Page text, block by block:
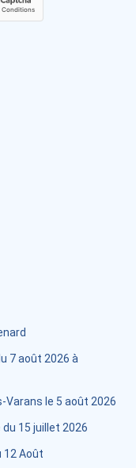
7 août 2026 à
le 5 août 2026
15 juillet 2026
12 Août